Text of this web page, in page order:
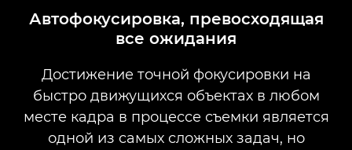
Автофокусировка, превосходящая
все ожидания
Достижение точной фокусировки на
быстро движущихся объектах в любом
месте кадра в процессе съемки является
одной из самых сложных задач, но